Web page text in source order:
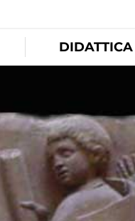
DIDATTICA